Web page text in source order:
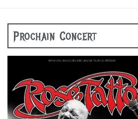
Prochain Concert